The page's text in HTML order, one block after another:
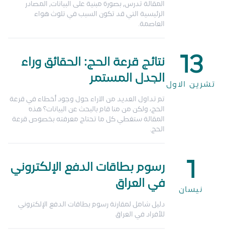
المقالة تدرس, بصورة مبنية على البيانات, المصادر
الرئيسية التي قد تكون السبب في تلوث هواء
العاصمة.
13
تشرين الاول
نتائج قرعة الحج: الحقائق وراء
الجدل المستمر
تم تداول العديد من الآراء حول وجود أخطاء في قرعة
الحج، ولكن من منا قام بالبحث عن البيانات؟ هذه
المقالة ستغطي كل ما تحتاج معرفته بخصوص قرعة
الحج.
1
نيسان
رسوم بطاقات الدفع الإلكتروني
في العراق
دليل شامل لمقارنة رسوم بطاقات الدفع الإلكتروني
للأفراد في العراق